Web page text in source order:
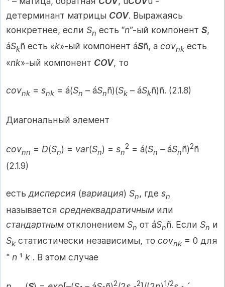
детерминант матрицы COV. Выражаясь
конкретнее, если Sn есть “n”-ый компонент S,
áSkñ есть «k»-ый компонент áSñ, а covnk есть
«nk»-ый компонент COV, то
сovnk = snk = á(Sn – áSnñ)(Sk – áSkñ)ñ. (2.1.8)
Диагональный элемент
сovnn = D(Sn) = var(Sn) = sn
2 = á(Sn – áSnñ)2ñ
(2.1.9)
есть дисперсия (вариация) Sn, где sn
называется среднеквадратичным или
стандартным отклонением Sn от áSnñ. Если Sn и
Sk статистически независимы, то covnk = 0 для
" n ¹ k . В этом случае
2 2 1/2